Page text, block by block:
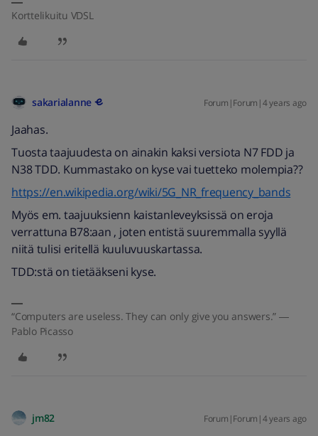
Korttelikuitu VDSL
sakarialanne Forum|Forum|4 years ago
Jaahas.
Tuosta taajuudesta on ainakin kaksi versiota N7 FDD ja
N38 TDD. Kummastako on kyse vai tuetteko molempia??
https://en.wikipedia.org/wiki/5G_NR_frequency_bands
Myös em. taajuuksienn kaistanleveyksissä on eroja
verrattuna B78:aan , joten entistä suuremmalla syyllä
niitä tulisi eritellä kuuluvuuskartassa.
TDD:stä on tietääkseni kyse.
“Computers are useless. They can only give you answers.” ―
Pablo Picasso
jm82 Forum|Forum|4 years ago